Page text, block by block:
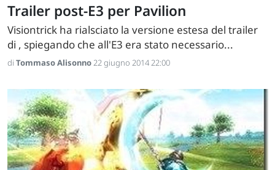
Trailer post-E3 per Pavilion
Visiontrick ha rialsciato la versione estesa del trailer
di , spiegando che all'E3 era stato necessario...
di Tommaso Alisonno22 giugno 2014 22:00